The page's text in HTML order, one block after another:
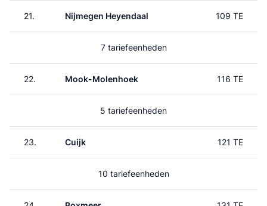
21. Nijmegen Heyendaal 109 TE
7 tariefeenheden
22. Mook-Molenhoek 116 TE
5 tariefeenheden
23. Cuijk 121 TE
10 tariefeenheden